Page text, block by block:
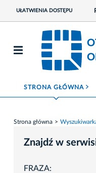
UŁATWIENIA DOSTĘPU
STRONA GŁÓWNA ROZWIŃ MENU
Strona główna
Znajdź w
FRAZA: